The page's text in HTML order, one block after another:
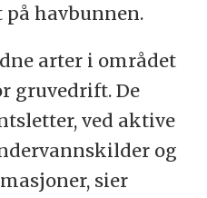
havbunnen.
arter i området
gruvedrift. De
ved aktive
og
sier